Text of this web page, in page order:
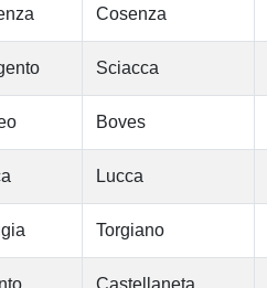
Cosenza
Sciacca
Boves
Lucca
Torgiano
Castellaneta